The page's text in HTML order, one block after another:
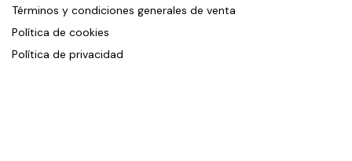
Términos y condiciones generales de venta
Política de cookies
Política de privacidad